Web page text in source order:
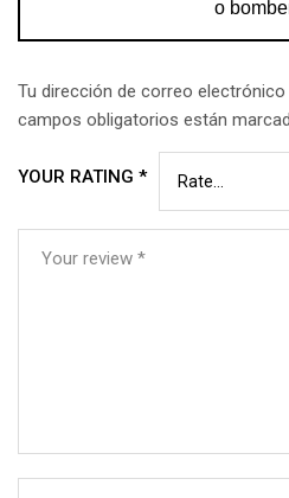
o
Tu dirección de correo electrónico
campos obligatorios están
YOUR RATING *
Your review *